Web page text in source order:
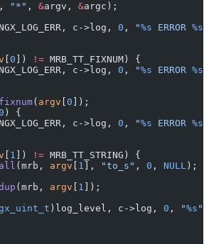
"*" , &argv, &argc);
c->log, 0 , "%s ERROR %s
0 ]) != MRB_TT_FIXNUM) {
c->log, 0 , "%s ERROR %s
( argv 0 ]);
) {
c->log, 0 , "%s ERROR %s
1 ]) != MRB_TT_STRING) {
(mrb, argv 1 ], "to_s" , 0 , NULL );
(mrb, argv 1 ]);
)log_level, c->log, 0 , "%s "